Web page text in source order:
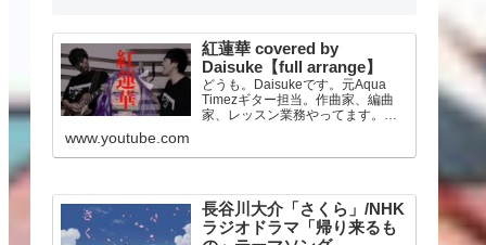
紅蓮華 covered by
Daisuke【full arrange】
どうも。Daisukeです。元Aqua
Timezギター担当。作曲家、編曲
家、レッスン業務やってます。人
華』をフルアレンジでカバーして
www.youtube.com
長谷川大介「さくら」/NHK
ラジオドラマ「帰り来るも